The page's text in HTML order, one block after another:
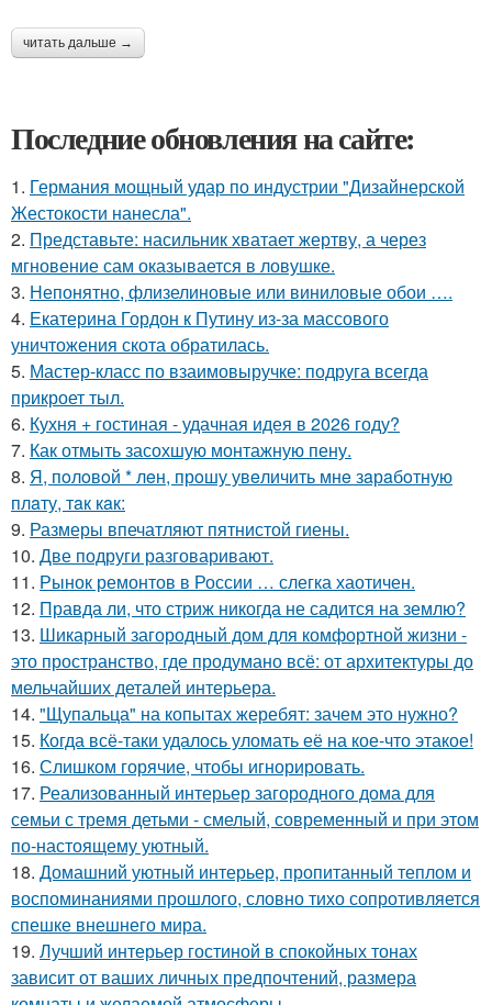
читать дальше →
Последние обновления на сайте:
1. Германия мощный удар по индустрии "Дизайнерской
Жестокости нанесла".
2. Представьте: насильник хватает жертву, а через
мгновение сам оказывается в ловушке.
3. Непонятно, флизелиновые или виниловые обои ….
4. Екатерина Гордон к Путину из-за массового
уничтожения скота обратилась.
5. Мастер-класс по взаимовыручке: подруга всегда
прикроет тыл.
6. Кухня + гостиная - удачная идея в 2026 году?
7. Как отмыть засохшую монтажную пену.
8. Я, пoлoвoй * лeн, прoшу увeличить мнe зaрaбoтную
плaту, тaк кaк:
9. Размеры впечатляют пятнистой гиены.
10. Две подруги разговаривают.
11. Рынок ремонтов в России … слегка хаотичен.
12. Правда ли, что стриж никогда не садится на землю?
13. Шикарный загородный дом для комфортной жизни -
это пространство, где продумано всё: от архитектуры до
мельчайших деталей интерьера.
14. "Щупальца" на копытах жеребят: зачем это нужно?
15. Когда всё-таки удалось уломать её на кое-что этакое!
16. Слишком горячие, чтобы игнорировать.
17. Реализованный интерьер загородного дома для
семьи с тремя детьми - смелый, современный и при этом
по-настоящему уютный.
18. Домашний уютный интерьер, пропитанный теплом и
воспоминаниями прошлого, словно тихо сопротивляется
спешке внешнего мира.
19. Лучший интерьер гостиной в спокойных тонах
зависит от ваших личных предпочтений, размера